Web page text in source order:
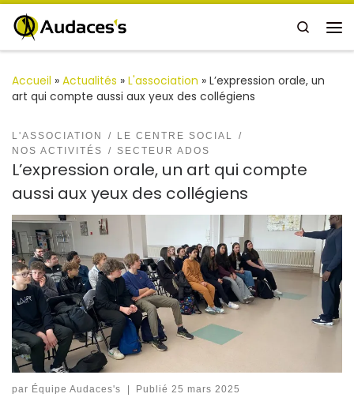
Passer au contenu
Search
Accueil » Actualités » L'association » L’expression orale, un
art qui compte aussi aux yeux des collégiens
L'ASSOCIATION
LE CENTRE SOCIAL
NOS ACTIVITÉS
SECTEUR ADOS
L’expression orale, un art qui compte
aussi aux yeux des collégiens
par Équipe Audaces's | Publié 25 mars 2025